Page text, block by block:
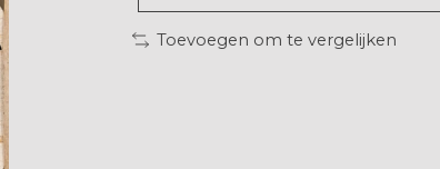
Toevoegen om te vergelijken